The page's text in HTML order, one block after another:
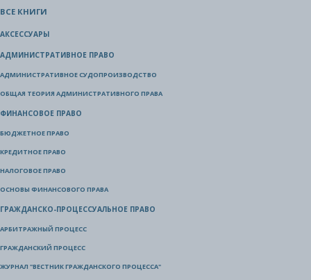
ВСЕ КНИГИ
АКСЕССУАРЫ
АДМИНИСТРАТИВНОЕ ПРАВО
АДМИНИСТРАТИВНОЕ СУДОПРОИЗВОДСТВО
ОБЩАЯ ТЕОРИЯ АДМИНИСТРАТИВНОГО ПРАВА
ФИНАНСОВОЕ ПРАВО
БЮДЖЕТНОЕ ПРАВО
КРЕДИТНОЕ ПРАВО
НАЛОГОВОЕ ПРАВО
ОСНОВЫ ФИНАНСОВОГО ПРАВА
ГРАЖДАНСКО-ПРОЦЕССУАЛЬНОЕ ПРАВО
АРБИТРАЖНЫЙ ПРОЦЕСС
ГРАЖДАНСКИЙ ПРОЦЕСС
ЖУРНАЛ "ВЕСТНИК ГРАЖДАНСКОГО ПРОЦЕССА"